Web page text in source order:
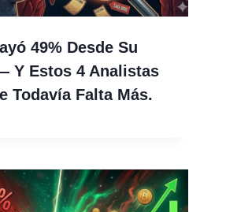
49% Desde Su
Y Estos 4 Analistas
Todavía Falta Más.